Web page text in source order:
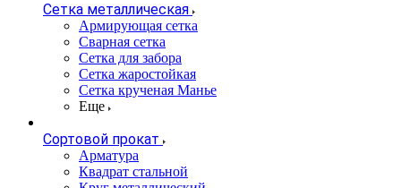
Сетка металлическая
Армирующая сетка
Сварная сетка
Сетка для забора
Сетка жаростойкая
Сетка крученая Манье
Еще
Сортовой прокат
Арматура
Квадрат стальной